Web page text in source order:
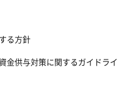
る方針
金供与対策に関するガイドライ